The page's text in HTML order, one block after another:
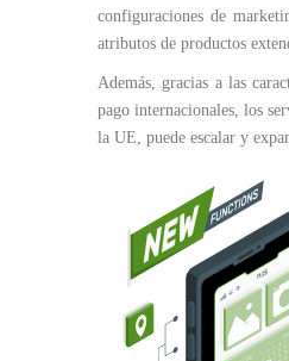
configuraciones de
atributos de productos
Además, gracias a las
pago internacionales, los
la UE, puede escalar y